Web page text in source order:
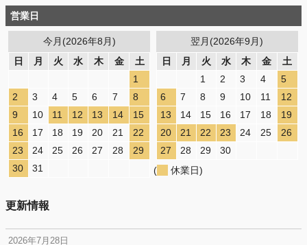
営業日
今月(2026年8月)
日
月 火 水 木 金
土
1
2
3 4 5 6 7
8
9
10 11 12 13 14
15
16
17 18 19 20 21
22
23
24 25 26 27 28
29
30
31
翌月(2026年9月)
日
月 火 水 木 金
土
1
2 3 4
5
6
7 8 9 10 11
12
13
14 15 16 17 18
19
20
21 22 23 24 25
26
27
28 29
30
(
休業日)
更新情報
2026年7月28日